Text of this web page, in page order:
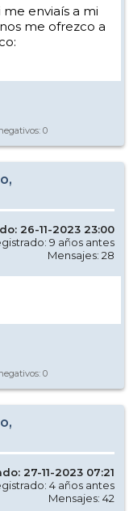
me enviaís a mi
me ofrezco a
0
26-11-2023 23:00
9 años antes
Mensajes: 28
0
27-11-2023 07:21
4 años antes
Mensajes: 42